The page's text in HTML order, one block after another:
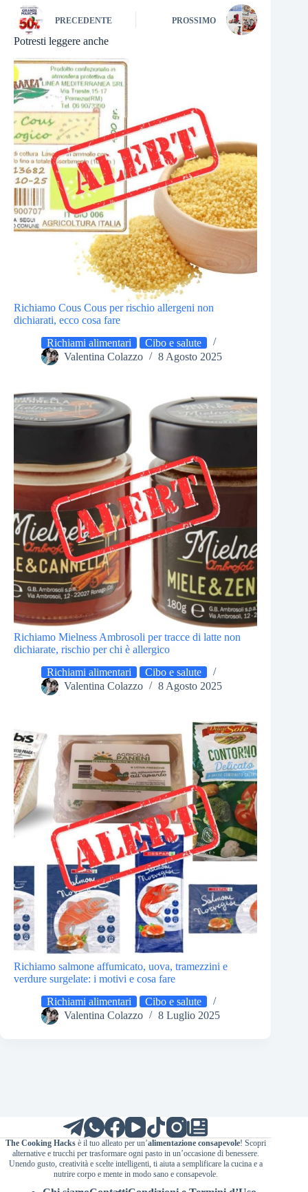
PRECEDENTE PROSSIMO
Potresti leggere anche
Richiamo Cous Cous per rischio allergeni non
dichiarati, ecco cosa fare
Richiami alimentari
Cibo e salute
Valentina Colazzo
8 Agosto 2025
Richiamo Mielness Ambrosoli per tracce di latte non
dichiarate, rischio per chi è allergico
Richiami alimentari
Cibo e salute
Valentina Colazzo
8 Agosto 2025
Richiamo salmone affumicato, uova, tramezzini e
verdure surgelate: i motivi e cosa fare
Richiami alimentari
Cibo e salute
Valentina Colazzo
8 Luglio 2025
The Cooking Hacksè il tuo alleato per un’alimentazione consapevole! Scopri
alternative e trucchi per trasformare ogni pasto in un’occasione di benessere.
Unendo gusto, creatività e scelte intelligenti, ti aiuta a semplificare la cucina e a
nutrire corpo e mente in modo sano e consapevole.